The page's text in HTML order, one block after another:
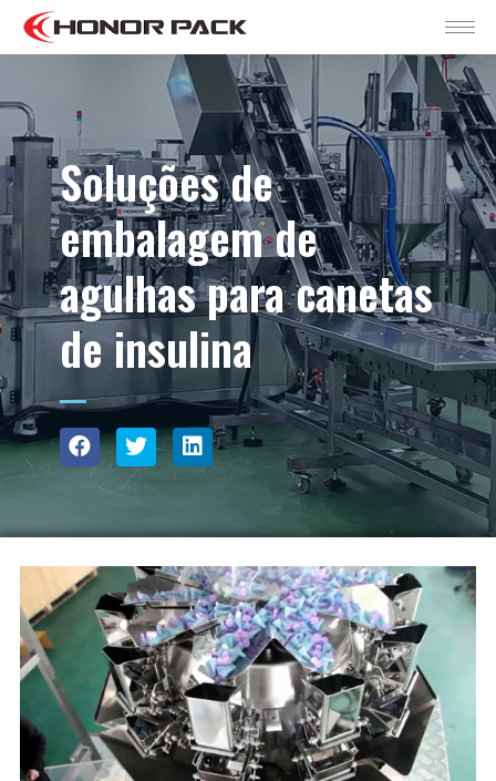
Soluções de
embalagem de
agulhas para canetas
de insulina